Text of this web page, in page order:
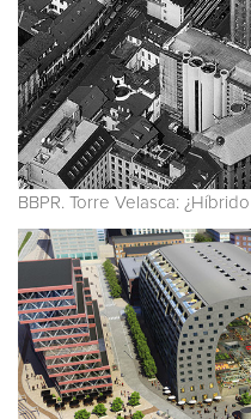
BBPR. Torre Velasca: